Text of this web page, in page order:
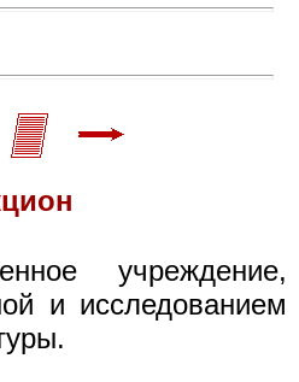
учреждение,
и исследованием